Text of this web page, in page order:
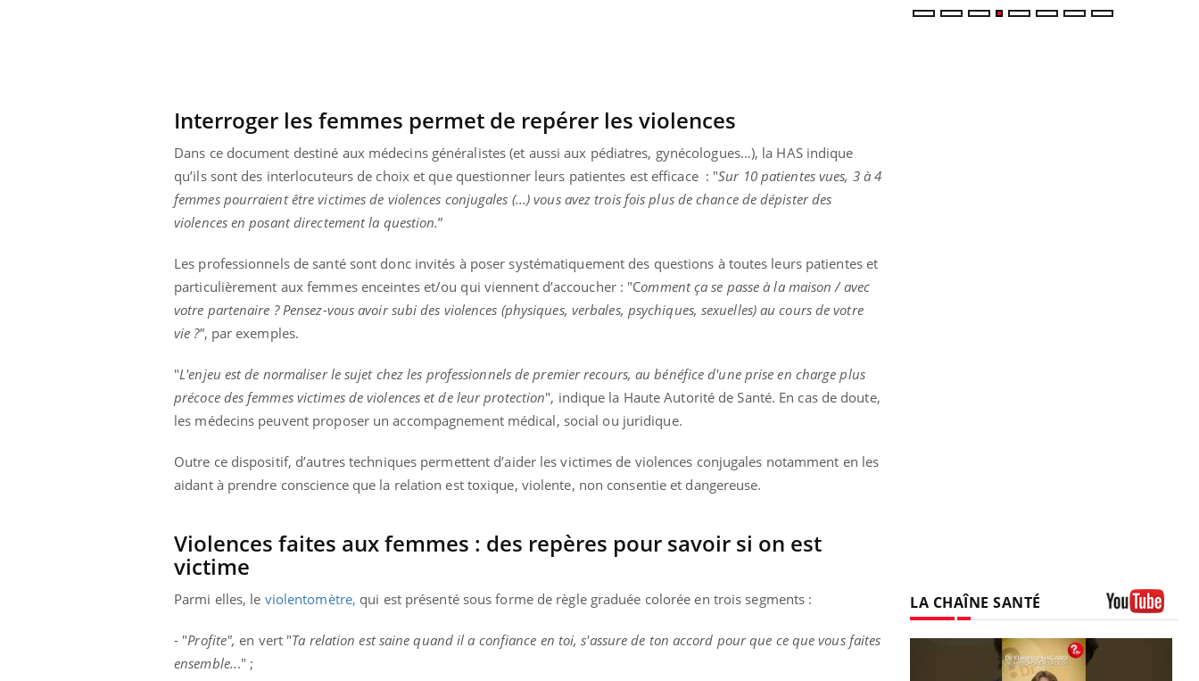
Interroger les femmes permet de repérer les violences
Dans ce document destiné aux médecins généralistes (et aussi aux pédiatres, gynécologues…), la HAS indique
qu’ils sont des interlocuteurs de choix et que questionner leurs patientes est efficace : "Sur 10 patientes vues, 3 à 4
femmes pourraient être victimes de violences conjugales (...) vous avez trois fois plus de chance de dépister des
violences en posant directement la question.”
Les professionnels de santé sont donc invités à poser systématiquement des questions à toutes leurs patientes et
particulièrement aux femmes enceintes et/ou qui viennent d’accoucher : "Comment ça se passe à la maison / avec
votre partenaire ? Pensez-vous avoir subi des violences (physiques, verbales, psychiques, sexuelles) au cours de votre
vie ?”, par exemples.
"L'enjeu est de normaliser le sujet chez les professionnels de premier recours, au bénéfice d'une prise en charge plus
précoce des femmes victimes de violences et de leur protection", indique la Haute Autorité de Santé. En cas de doute,
les médecins peuvent proposer un accompagnement médical, social ou juridique.
Outre ce dispositif, d’autres techniques permettent d’aider les victimes de violences conjugales notamment en les
aidant à prendre conscience que la relation est toxique, violente, non consentie et dangereuse.
Violences faites aux femmes : des repères pour savoir si on est
victime
Parmi elles, le violentomètre, qui est présenté sous forme de règle graduée colorée en trois segments :
- "Profite", en vert "Ta relation est saine quand il a confiance en toi, s'assure de ton accord pour que ce que vous faites
ensemble..." ;
LA CHAÎNE SANTÉ